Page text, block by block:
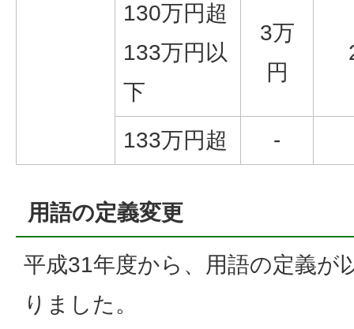
130万円超
133万円以
下
3万
円
133万円超 -
用語の定義変更
平成31年度から、用語の定義が
りました。